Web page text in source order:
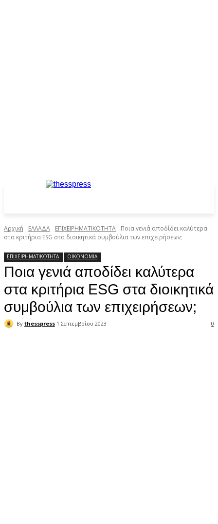
Αρχική ΕΛΛΑΔΑ ΕΠΙΧΕΙΡΗΜΑΤΙΚΟΤΗΤΑ
Ποια γενιά αποδίδει καλύτερα
στα κριτήρια ΕSG στα διοικητικά συμβούλια των επιχειρήσεων;
ΕΠΙΧΕΙΡΗΜΑΤΙΚΟΤΗΤΑ ΟΙΚΟΝΟΜΙΑ
Ποια γενιά αποδίδει καλύτερα
στα κριτήρια ΕSG στα διοικητικά
συμβούλια των επιχειρήσεων;
By thesspress 1 Σεπτεμβρίου 2023 0